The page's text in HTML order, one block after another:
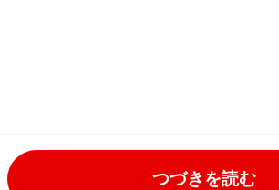
つづきを読む